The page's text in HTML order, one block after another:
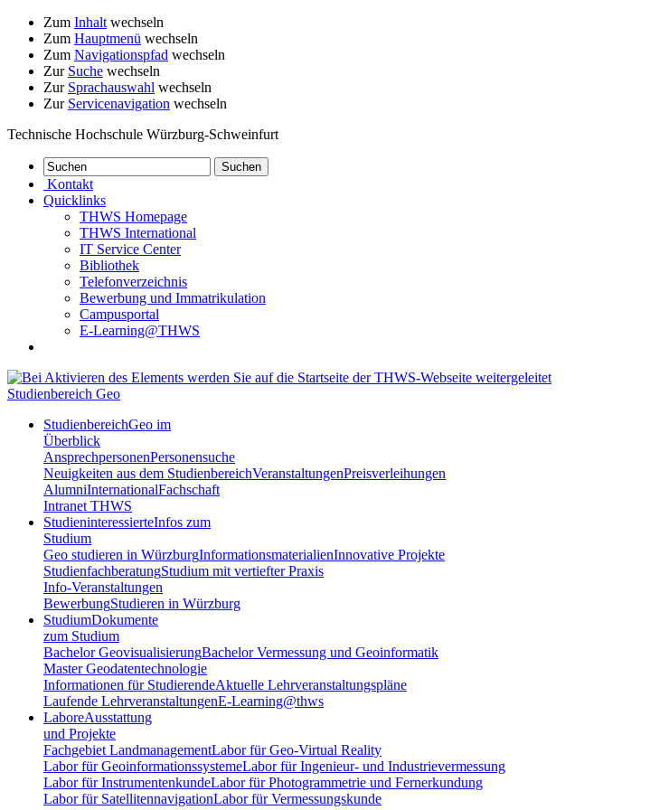
Zum Inhalt wechseln
Zum Hauptmenü wechseln
Zum Navigationspfad wechseln
Zur Suche wechseln
Zur Sprachauswahl wechseln
Zur Servicenavigation wechseln
Technische Hochschule Würzburg-Schweinfurt
Kontakt
Quicklinks
THWS Homepage
THWS International
IT Service Center
Bibliothek
Telefonverzeichnis
Bewerbung und Immatrikulation
Campusportal
E-Learning@THWS
Studienbereich Geo
StudienbereichGeo im
Überblick
AnsprechpersonenPersonensuche
Neuigkeiten aus dem StudienbereichVeranstaltungenPreisverleihungen
AlumniInternationalFachschaft
Intranet THWS
StudieninteressierteInfos zum
Studium
Geo studieren in WürzburgInformationsmaterialienInnovative Projekte
StudienfachberatungStudium mit vertiefter Praxis
Info-Veranstaltungen
BewerbungStudieren in Würzburg
StudiumDokumente
zum Studium
Bachelor GeovisualisierungBachelor Vermessung und Geoinformatik
Master Geodatentechnologie
Informationen für StudierendeAktuelle Lehrveranstaltungspläne
Laufende LehrveranstaltungenE-Learning@thws
LaboreAusstattung
und Projekte
Fachgebiet LandmanagementLabor für Geo-Virtual Reality
Labor für GeoinformationssystemeLabor für Ingenieur- und Industrievermessung
Labor für InstrumentenkundeLabor für Photogrammetrie und Fernerkundung
Labor für SatellitennavigationLabor für Vermessungskunde